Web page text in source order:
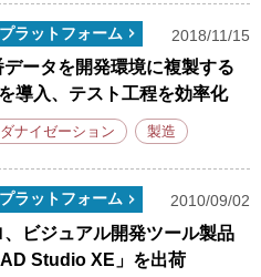
ラットフォーム 2018/11/15
ータを開発環境に複製する
導入、テスト工程を効率化
ナイゼーション 製造
ラットフォーム 2010/09/02
ビジュアル開発ツール製品
Studio XE」を出荷